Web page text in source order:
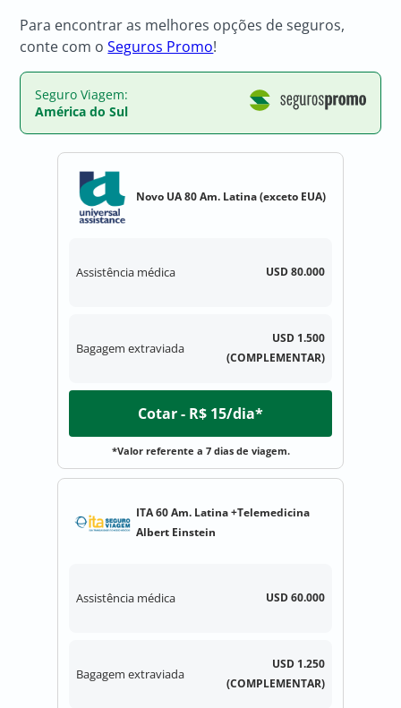
Para encontrar as melhores opções de seguros,
conte com oSeguros Promo!
Seguro Viagem:
América do Sul
Novo UA 80 Am. Latina (exceto EUA)
Assistência médica USD 80.000
Bagagem extraviada
USD 1.500
(COMPLEMENTAR)
Cotar - R$ 15/dia*
*Valor referente a 7 dias de viagem.
ITA 60 Am. Latina +Telemedicina
Albert Einstein
Assistência médica USD 60.000
Bagagem extraviada
USD 1.250
(COMPLEMENTAR)